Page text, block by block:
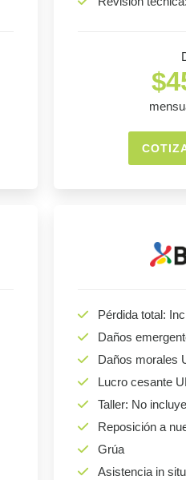
Pérdida total:
Daños
Daños morales
Lucro cesante
Taller: No incluye
Reposición a
Grúa
Asistencia in situ